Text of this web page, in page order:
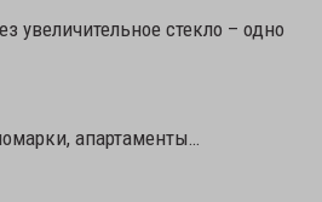
увеличительное стекло – одно
апартаменты…